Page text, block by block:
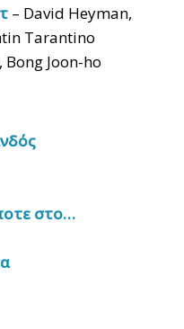
– David Heyman,
Tarantino
Bong Joon-ho
στο…